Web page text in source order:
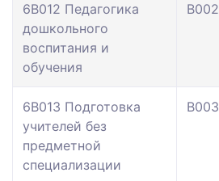
6В012 Педагогика
дошкольного
воспитания и
обучения
В002
6В013 Подготовка
учителей без
предметной
специализации
В003